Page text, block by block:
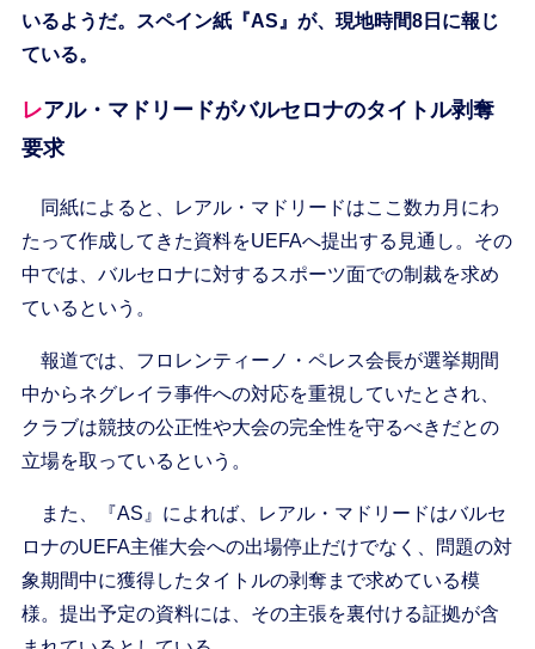
いるようだ。スペイン紙『AS』が、現地時間8日に報じ
ている。
レアル・マドリードがバルセロナのタイトル剥奪
要求
同紙によると、レアル・マドリードはここ数カ月にわ
たって作成してきた資料をUEFAへ提出する見通し。その
中では、バルセロナに対するスポーツ面での制裁を求め
ているという。
報道では、フロレンティーノ・ペレス会長が選挙期間
中からネグレイラ事件への対応を重視していたとされ、
クラブは競技の公正性や大会の完全性を守るべきだとの
立場を取っているという。
また、『AS』によれば、レアル・マドリードはバルセ
ロナのUEFA主催大会への出場停止だけでなく、問題の対
象期間中に獲得したタイトルの剥奪まで求めている模
様。提出予定の資料には、その主張を裏付ける証拠が含